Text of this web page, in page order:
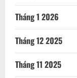
Tháng 1 2026
Tháng 12 2025
Tháng 11 2025